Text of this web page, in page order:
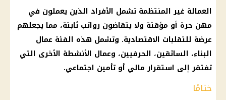
العمالة غير المنتظمة تشمل الأفراد الذين يعملون في
مهن حرة أو مؤقتة ولا يتقاضون رواتب ثابتة، مما يجعلهم
عرضة للتقلبات الاقتصادية. وتشمل هذه الفئة عمال
البناء، السائقين، الحرفيين، وعمال الأنشطة الأخرى التي
تفتقر إلى استقرار مالي أو تأمين اجتماعي.
ختامًا